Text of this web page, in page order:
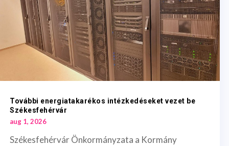
További energiatakarékos intézkedéseket vezet be
Székesfehérvár
aug 1, 2026
Székesfehérvár Önkormányzata a Kormány